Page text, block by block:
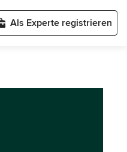
Als Experte registrieren